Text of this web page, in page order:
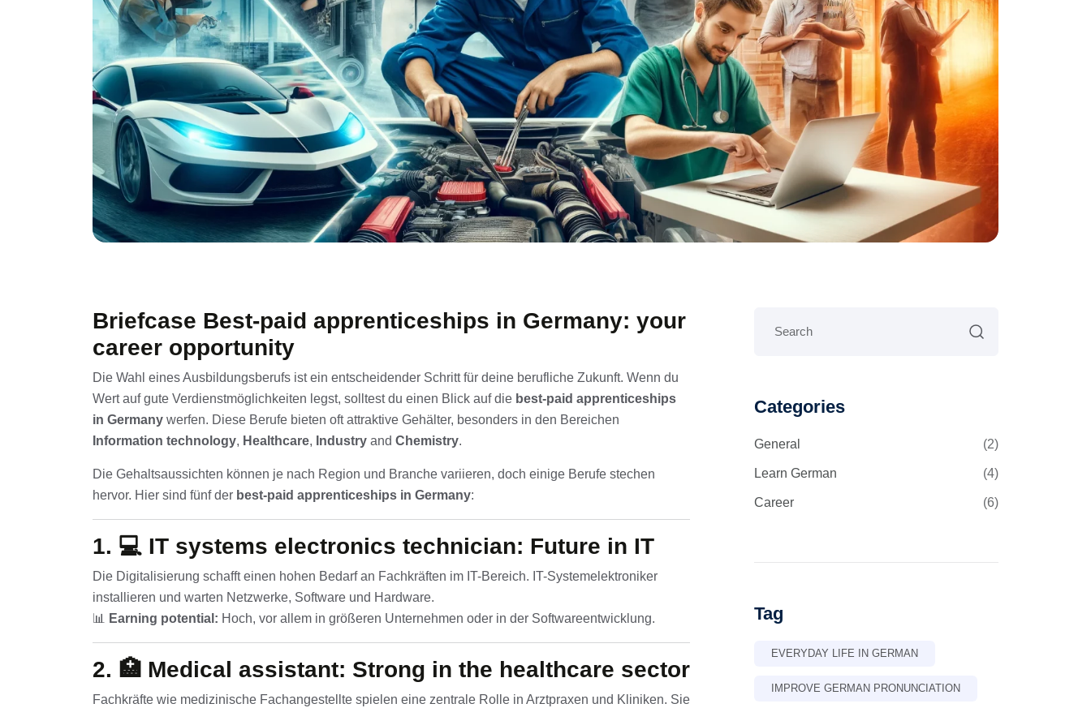
Briefcase Best-paid apprenticeships in Germany: your
career opportunity
Die Wahl eines Ausbildungsberufs ist ein entscheidender Schritt für deine berufliche Zukunft. Wenn du
Wert auf gute Verdienstmöglichkeiten legst, solltest du einen Blick auf die best-paid apprenticeships
in Germany werfen. Diese Berufe bieten oft attraktive Gehälter, besonders in den Bereichen
Information technology, Healthcare, Industry and Chemistry.
Die Gehaltsaussichten können je nach Region und Branche variieren, doch einige Berufe stechen
hervor. Hier sind fünf der best-paid apprenticeships in Germany:
1. 💻 IT systems electronics technician: Future in IT
Die Digitalisierung schafft einen hohen Bedarf an Fachkräften im IT-Bereich. IT-Systemelektroniker
installieren und warten Netzwerke, Software und Hardware.
📊
Earning potential: Hoch, vor allem in größeren Unternehmen oder in der Softwareentwicklung.
2. 🏥 Medical assistant: Strong in the healthcare sector
Fachkräfte wie medizinische Fachangestellte spielen eine zentrale Rolle in Arztpraxen und Kliniken. Sie
Categories
General (2)
Learn German (4)
Career (6)
Tag
EVERYDAY LIFE IN GERMAN
IMPROVE GERMAN PRONUNCIATION